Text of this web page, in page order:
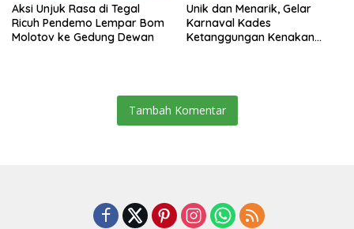
Aksi Unjuk Rasa di Tegal
Ricuh Pendemo Lempar Bom
Molotov ke Gedung Dewan
Unik dan Menarik, Gelar
Karnaval Kades
Ketanggungan Kenakan
Tambah Komentar